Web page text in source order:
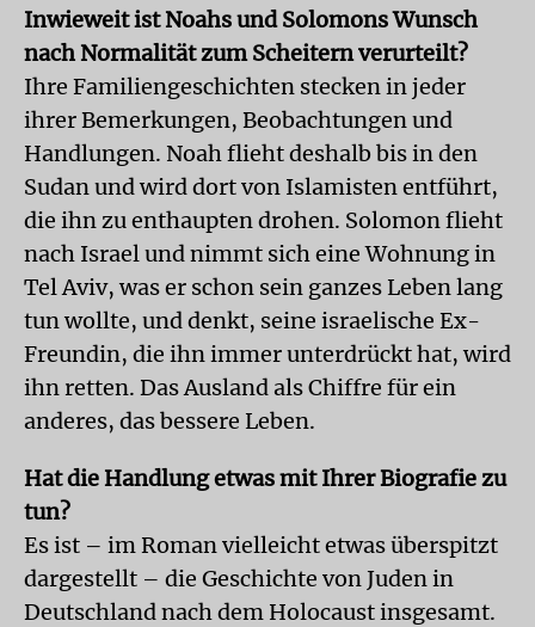
Inwieweit ist Noahs und Solomons Wunsch
nach Normalität zum Scheitern verurteilt?
Ihre Familiengeschichten stecken in jeder
ihrer Bemerkungen, Beobachtungen und
Handlungen. Noah flieht deshalb bis in den
Sudan und wird dort von Islamisten entführt,
die ihn zu enthaupten drohen. Solomon flieht
nach Israel und nimmt sich eine Wohnung in
Tel Aviv, was er schon sein ganzes Leben lang
tun wollte, und denkt, seine israelische Ex-
Freundin, die ihn immer unterdrückt hat, wird
ihn retten. Das Ausland als Chiffre für ein
anderes, das bessere Leben.
Hat die Handlung etwas mit Ihrer Biografie zu
tun?
Es ist – im Roman vielleicht etwas überspitzt
dargestellt – die Geschichte von Juden in
Deutschland nach dem Holocaust insgesamt.